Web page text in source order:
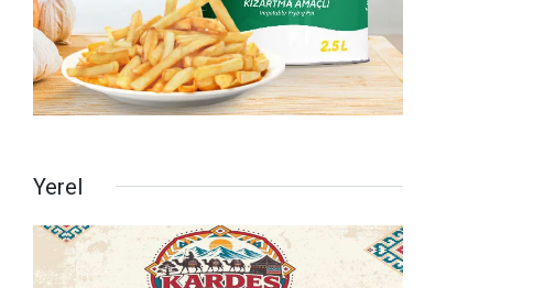
Yerel